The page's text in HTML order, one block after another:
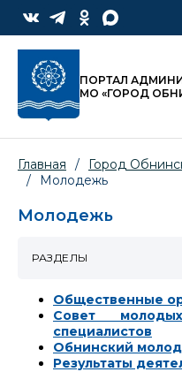
ПОРТАЛ
МО «ГОРОД
Главная / Город
/
Молодежь
Молодежь
Общественные
Совет
специалистов
Обнинский
Результаты
РАЗДЕЛЫ